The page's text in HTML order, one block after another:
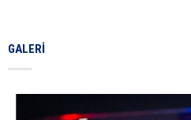
GALERI